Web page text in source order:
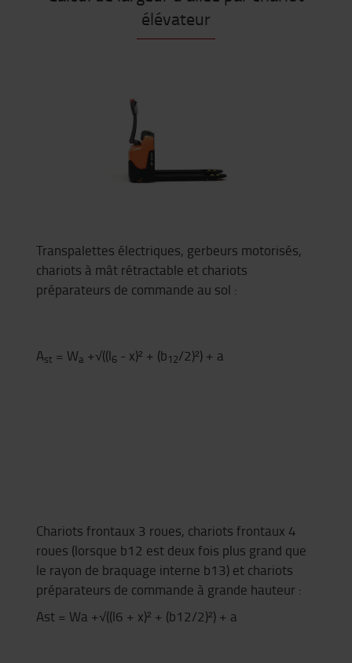
élévateur
Transpalettes électriques, gerbeurs motorisés,
chariots à mât rétractable et chariots
préparateurs de commande au sol :
Ast = Wa +√((l6 - x)² + (b12/2)²) + a
Chariots frontaux 3 roues, chariots frontaux 4
roues (lorsque b12 est deux fois plus grand que
le rayon de braquage interne b13) et chariots
préparateurs de commande à grande hauteur :
Ast = Wa +√((l6 + x)² + (b12/2)²) + a